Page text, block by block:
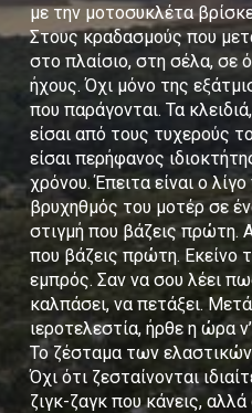
με την μοτοσυκλέτα
Στους κραδασμούς που
στο πλαίσιο, στη σέλα, σε
ήχους. Όχι μόνο της
που παράγονται. Τα
είσαι από τους τυχερούς
είσαι περήφανος
χρόνου. Έπειτα είναι ο
βρυχηθμός του μοτέρ σε
στιγμή που βάζεις πρώτη.
που βάζεις πρώτη. Εκείνο
εμπρός. Σαν να σου λέει
καλπάσει, να πετάξει.
ιεροτελεστία, ήρθε η ώρα
Το ζέσταμα των
Όχι ότι ζεσταίνονται
ζιγκ-ζαγκ που κάνεις,